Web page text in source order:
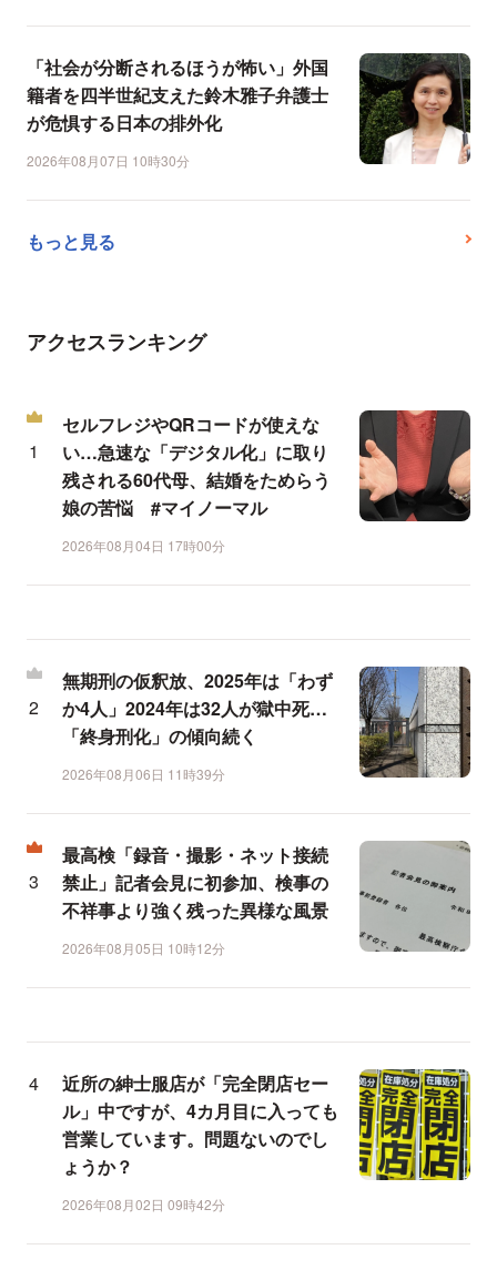
「社会が分断されるほうが怖い」外国
籍者を四半世紀支えた鈴木雅子弁護士
が危惧する日本の排外化
2026年08月07日 10時30分
もっと見る
アクセスランキング
セルフレジやQRコードが使えな
い…急速な「デジタル化」に取り
残される60代母、結婚をためらう
娘の苦悩 #マイノーマル
2026年08月04日 17時00分
無期刑の仮釈放、2025年は「わず
か4人」2024年は32人が獄中死…
「終身刑化」の傾向続く
2026年08月06日 11時39分
最高検「録音・撮影・ネット接続
禁止」記者会見に初参加、検事の
不祥事より強く残った異様な風景
2026年08月05日 10時12分
近所の紳士服店が「完全閉店セー
ル」中ですが、4カ月目に入っても
営業しています。問題ないのでし
ょうか？
2026年08月02日 09時42分